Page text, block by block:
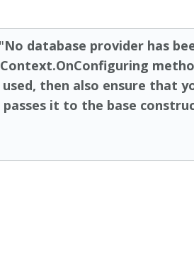
No database provider has
then also ensure that
it to the base